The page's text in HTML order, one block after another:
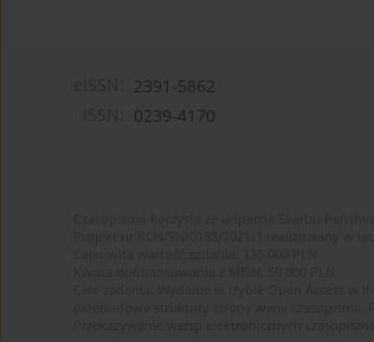
2391-5862
0239-4170